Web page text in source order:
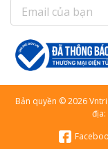
Bản quyền ©2026
địa: